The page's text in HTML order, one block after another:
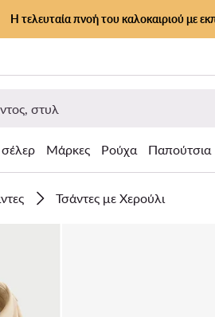
Η τελευταία πνοή του καλοκαιριού με
Μάρκες Ρούχα Παπούτσια
Τσάντες με Χερούλι